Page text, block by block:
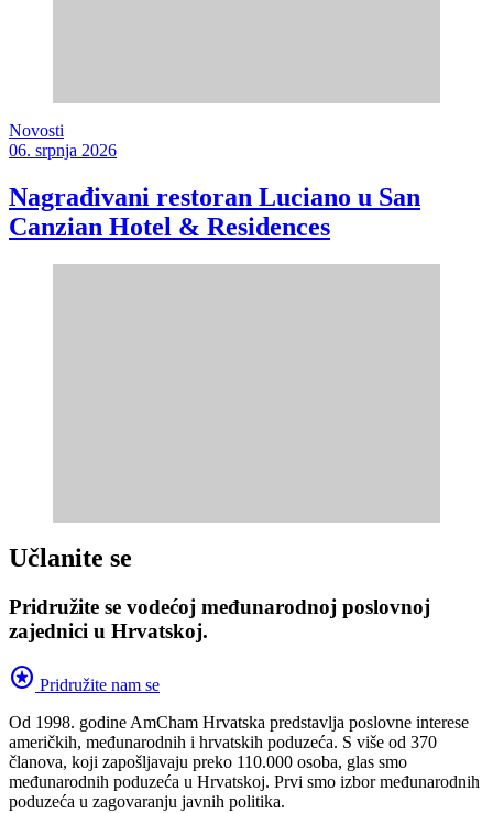
Novosti
06. srpnja 2026
Nagrađivani restoran Luciano u San
Canzian Hotel & Residences
Učlanite se
Pridružite se vodećoj međunarodnoj poslovnoj
zajednici u Hrvatskoj.
stars Pridružite nam se
Od 1998. godine AmCham Hrvatska predstavlja poslovne interese
američkih, međunarodnih i hrvatskih poduzeća. S više od 370
članova, koji zapošljavaju preko 110.000 osoba, glas smo
međunarodnih poduzeća u Hrvatskoj. Prvi smo izbor međunarodnih
poduzeća u zagovaranju javnih politika.